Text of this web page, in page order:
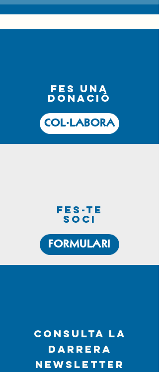
fes una
donació
COL·LABORA
fes-te
soci
FORMULARI
CONSULTA LA
DARRERA
NEWSLETTER